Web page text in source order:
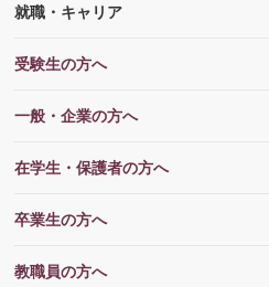
就職・キャリア
受験生の方へ
一般・企業の方へ
在学生・保護者の方へ
卒業生の方へ
教職員の方へ